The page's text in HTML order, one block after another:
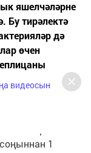
яшелчәләрне
Бу тирәлектә
дә
өчен
9
1
видеосын